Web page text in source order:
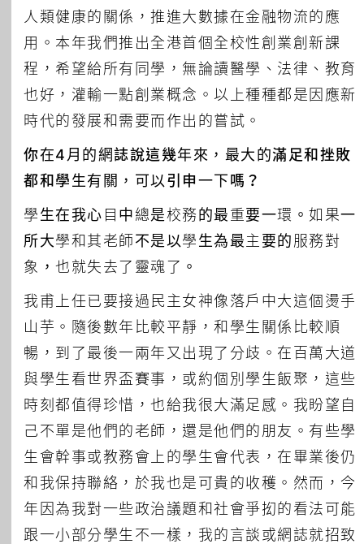
人類健康的關係，推進大數據在金融物流的應
用。本年我們推出全港首個全校性創業創新課
程，希望給所有同學，無論讀醫學、法律、教育
也好，灌輸一點創業概念。以上種種都是因應新
時代的發展和需要而作出的嘗試。
你在4月的網誌說這幾年來，最大的滿足和挫敗
都和學生有關，可以引申一下嗎？
學生在我心目中總是校務的最重要一環。如果一
所大學和其老師不是以學生為最主要的服務對
象，也就失去了靈魂了。
我甫上任已要接過民主女神像落戶中大這個燙手
山芋。隨後數年比較平靜，和學生關係比較順
暢，到了最後一兩年又出現了分歧。在百萬大道
與學生看世界盃賽事，或約個別學生飯聚，這些
時刻都值得珍惜，也給我很大滿足感。我盼望自
己不單是他們的老師，還是他們的朋友。有些學
生會幹事或教務會上的學生會代表，在畢業後仍
和我保持聯絡，於我也是可貴的收穫。然而，今
年因為我對一些政治議題和社會爭抝的看法可能
跟一小部分學生不一樣，我的言談或網誌就招致